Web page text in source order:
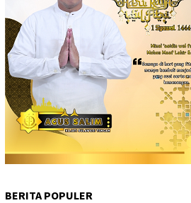
BERITA POPULER